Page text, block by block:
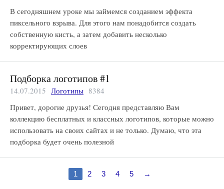
В сегодняшнем уроке мы займемся созданием эффекта
пиксельного взрыва. Для этого нам понадобится создать
собственную кисть, а затем добавить несколько
корректирующих слоев
Подборка логотипов #1
14.07.2015 Логотипы 8384
Привет, дорогие друзья! Сегодня представляю Вам
коллекцию бесплатных и классных логотипов, которые можно
использовать на своих сайтах и не только. Думаю, что эта
подборка будет очень полезной
1 2 3 4 5 →